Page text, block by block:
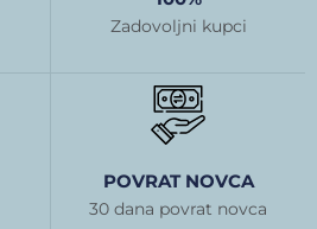
Zadovoljni kupci
POVRAT NOVCA
30 dana povrat novca